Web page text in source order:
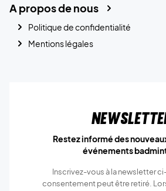
A propos de nous
Politique de confidentialité
Mentions légales
Restez informé des
événements
Inscrivez-vous à la newsletter
consentement peut être retiré.